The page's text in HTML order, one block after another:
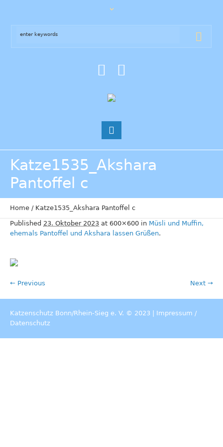
Katze1535_Akshara
Pantoffel c
Home / Katze1535_Akshara Pantoffel c
Published 23. Oktober 2023 at 600×600 in Müsli und Muffin,
ehemals Pantoffel und Akshara lassen Grüßen.
← Previous Next →
Katzenschutz Bonn/Rhein-Sieg e. V. © 2023 | Impressum /
Datenschutz